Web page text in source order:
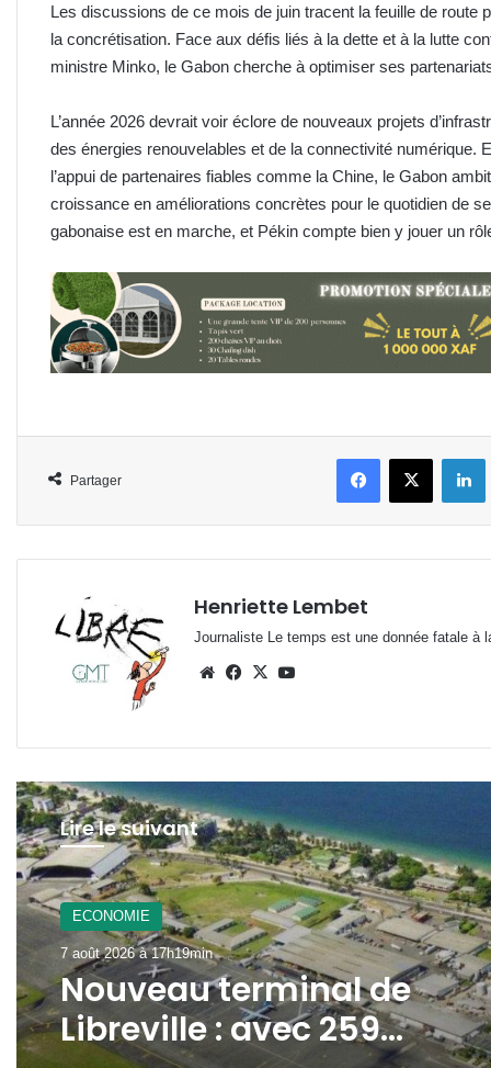
Les discussions de ce mois de juin tracent la feuille de route
la concrétisation. Face aux défis liés à la dette et à la lutte
ministre Minko, le Gabon cherche à optimiser ses
L’année 2026 devrait voir éclore de nouveaux projets
des énergies renouvelables et de la connectivité numérique.
l’appui de partenaires fiables comme la Chine, le Gabon
croissance en améliorations concrètes pour le quotidien de
gabonaise est en marche, et Pékin compte bien y jouer un
Partager
FacebookX
Henriette Lembet
Journaliste Le temps est une donnée fatale à
WebsiteFacebook
X
Lire le suivant
ECONOMIE
7 août 2026 à 17h19min
ECONOMIE
7 août 2026 à 14h16min
VAALCO Energy : un
d’affaires en hausse de